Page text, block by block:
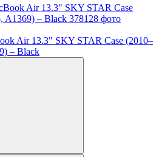
Air 13.3" SKY STAR Case (2010–
– Black